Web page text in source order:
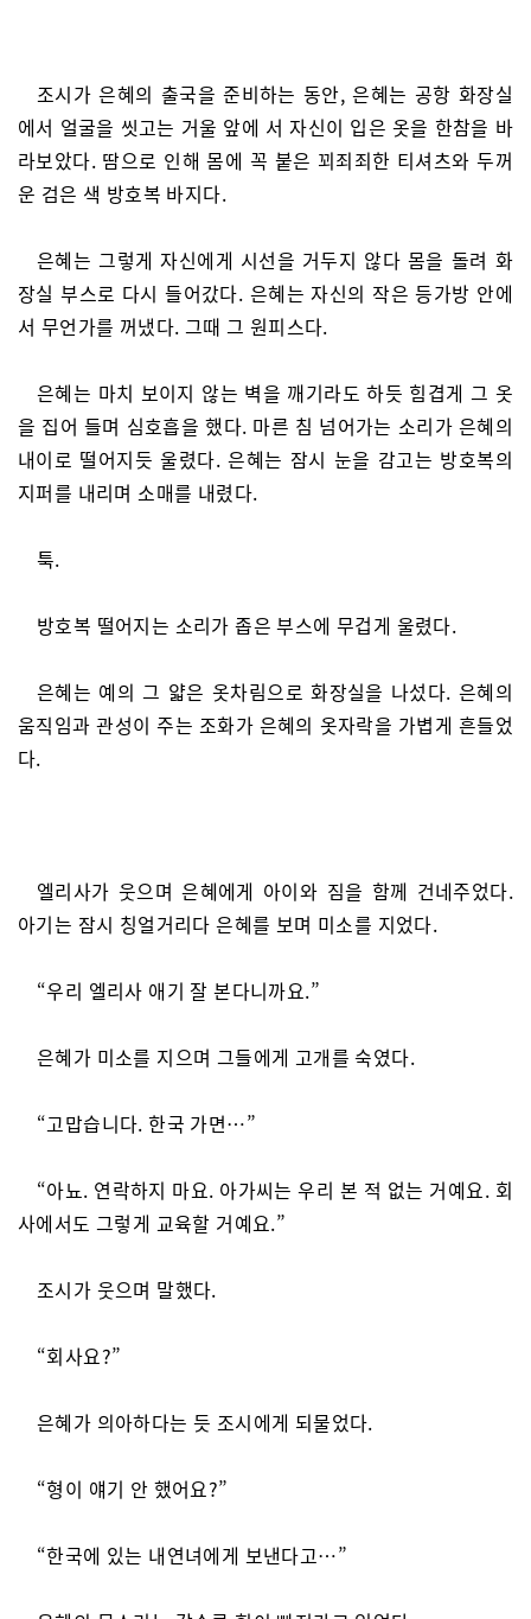
조시가 은혜의 출국을 준비하는 동안, 은혜는 공항 화장실
에서 얼굴을 씻고는 거울 앞에 서 자신이 입은 옷을 한참을 바
라보았다. 땀으로 인해 몸에 꼭 붙은 꾀죄죄한 티셔츠와 두꺼
운 검은 색 방호복 바지다.
은혜는 그렇게 자신에게 시선을 거두지 않다 몸을 돌려 화
장실 부스로 다시 들어갔다. 은혜는 자신의 작은 등가방 안에
서 무언가를 꺼냈다. 그때 그 원피스다.
은혜는 마치 보이지 않는 벽을 깨기라도 하듯 힘겹게 그 옷
을 집어 들며 심호흡을 했다. 마른 침 넘어가는 소리가 은혜의
내이로 떨어지듯 울렸다. 은혜는 잠시 눈을 감고는 방호복의
지퍼를 내리며 소매를 내렸다.
툭.
방호복 떨어지는 소리가 좁은 부스에 무겁게 울렸다.
은혜는 예의 그 얇은 옷차림으로 화장실을 나섰다. 은혜의
움직임과 관성이 주는 조화가 은혜의 옷자락을 가볍게 흔들었
다.
엘리사가 웃으며 은혜에게 아이와 짐을 함께 건네주었다.
아기는 잠시 칭얼거리다 은혜를 보며 미소를 지었다.
“우리 엘리사 애기 잘 본다니까요.”
은혜가 미소를 지으며 그들에게 고개를 숙였다.
“고맙습니다. 한국 가면…”
“아뇨. 연락하지 마요. 아가씨는 우리 본 적 없는 거예요. 회
사에서도 그렇게 교육할 거예요.”
조시가 웃으며 말했다.
“회사요?”
은혜가 의아하다는 듯 조시에게 되물었다.
“형이 얘기 안 했어요?”
“한국에 있는 내연녀에게 보낸다고…”